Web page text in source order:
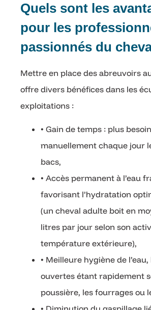
Quels sont les
pour les
passionnés du
Mettre en place des abreuvoirs
offre divers bénéfices dans les
exploitations :
• Gain de temps : plus
manuellement chaque jour
bacs,
• Accès permanent à l’eau
favorisant l’hydratation
(un cheval adulte boit en
litres par jour selon son
température extérieure),
• Meilleure hygiène de
ouvertes étant rapidement
poussière, les fourrages ou